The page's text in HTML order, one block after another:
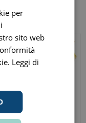
anche
Sport 10 Bustine
per
sito web
Leggi di